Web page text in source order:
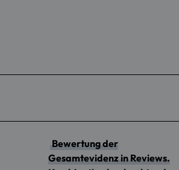
Bewertung der
Gesamtevidenz in Reviews.